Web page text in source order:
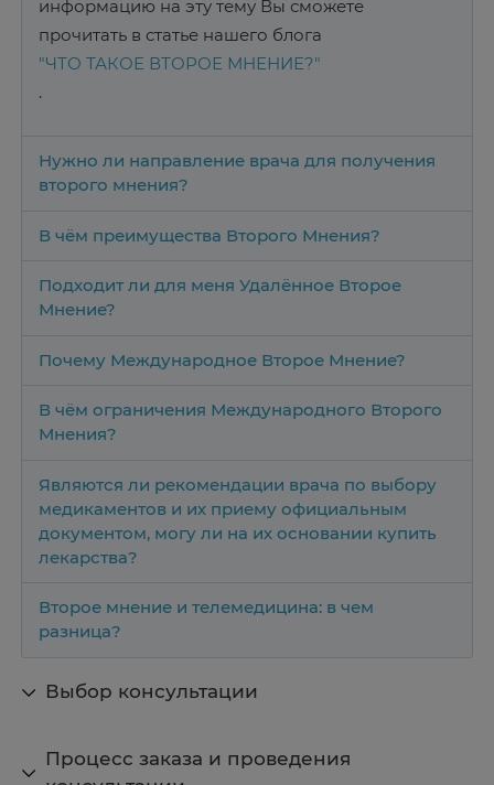
информацию на эту тему Вы сможете
прочитать в статье нашего блога
"ЧТО ТАКОЕ ВТОРОЕ МНЕНИЕ?"
.
Нужно ли направление врача для получения
второго мнения?
В чём преимущества Второго Мнения?
Подходит ли для меня Удалённое Второе
Мнение?
Почему Международное Второе Мнение?
В чём ограничения Международного Второго
Мнения?
Являются ли рекомендации врача по выбору
медикаментов и их приему официальным
документом, могу ли на их основании купить
лекарства?
Второе мнение и телемедицина: в чем
разница?
Выбор консультации
Процесс заказа и проведения